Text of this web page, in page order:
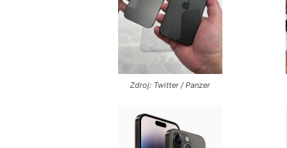
Zdroj: Twitter / Panzer